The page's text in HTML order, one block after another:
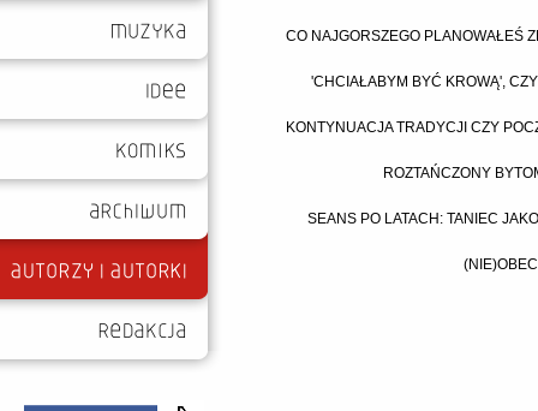
CO NAJGORSZEGO PLANOWAŁEŚ
'CHCIAŁABYM BYĆ KROWĄ',
KONTYNUACJA TRADYCJI CZY
ROZTAŃCZONY
SEANS PO LATACH: TANIEC